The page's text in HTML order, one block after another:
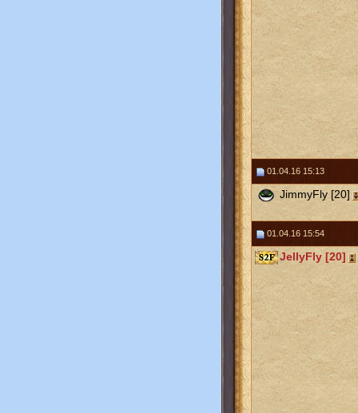
01.04.16 15:13
JimmyFly [20]
01.04.16 15:54
JellyFly [20]